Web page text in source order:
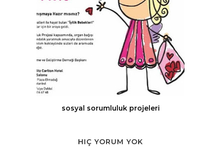
sosyal sorumluluk projeleri
HIÇ YORUM YOK